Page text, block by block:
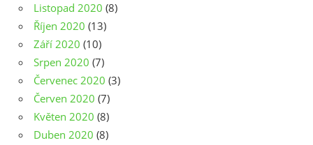
Listopad 2020 (8)
Říjen 2020 (13)
Září 2020 (10)
Srpen 2020 (7)
Červenec 2020 (3)
Červen 2020 (7)
Květen 2020 (8)
Duben 2020 (8)